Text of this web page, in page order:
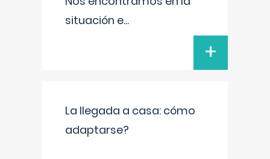
situación e...
+
La llegada a casa: cómo
adaptarse?